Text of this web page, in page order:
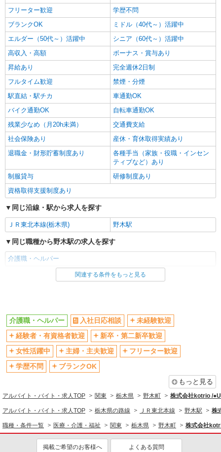
フリーター歓迎
学歴不問
ブランクOK
ミドル（40代～）活躍中
エルダー（50代～）活躍中
シニア（60代～）活躍中
高収入・高額
ボーナス・賞与あり
昇給あり
完全週休2日制
フルタイム歓迎
禁煙・分煙
駅直結・駅チカ
車通勤OK
バイク通勤OK
自転車通勤OK
残業少なめ（月20h未満）
交通費支給
社会保険あり
産休・育休取得実績あり
退職金・財形貯蓄制度あり
各種手当（家族・役職・インセン
ティブなど）あり
制服貸与
研修制度あり
資格取得支援制度あり
同じ沿線・駅から求人を探す
ＪＲ東北本線(栃木県) 野木駅
同じ職種から野木駅の求人を探す
介護職・ヘルパー
同じ雇用形態から野木駅の求人を探す
入社日応相談
未経験歓迎
経験者・有資格者歓迎
新卒・第二新卒歓迎
女性活躍中
主婦・主夫歓迎
フリーター歓迎
ミドル（40代～）活躍中
エルダー（50代～）活躍中
シニア（60代～）活躍中
高収入・高額
ボーナス・賞与あり
昇給あり
完全週休2日制
フルタイム歓迎
禁煙・分煙
関連する条件をもっと見る
介護職・ヘルパー 入社日応相談
未経験歓迎
経験者・有資格者歓迎
新卒・第二新卒歓迎
女性活躍中
主婦・主夫歓迎
フリーター歓迎
学歴不問
ブランクOK
もっと見る
アルバイト・バイト・求人TOP 関東 栃木県 野木町 株式会社kotrio /
アルバイト・バイト・求人TOP 栃木県の路線 ＪＲ東北本線 野木駅 株
職種・条件一覧 医療・介護・福祉 関東 栃木県 野木町 株式会社
掲載ご希望のお客様へ よくある質問